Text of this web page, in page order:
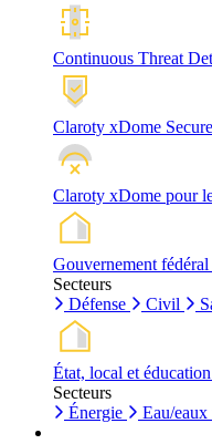
Continuous Threat
Claroty xDome
Claroty xDome pour
Gouvernement
Secteurs
Défense
Civil
État, local et
Secteurs
Énergie
Eau/eaux